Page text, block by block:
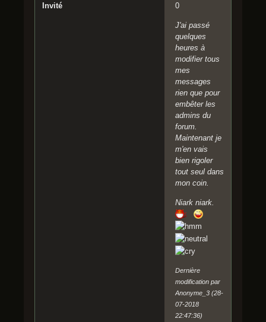
Invité 0
J'ai passé
quelques
heures à
modifier tous
mes
messages
rien que pour
embêter les
admins du
forum.
Maintenant je
m'en vais
bien rigoler
tout seul dans
mon coin.
Niark niark.
Dernière
modification par
Anonyme_3 (28-
07-2018
22:47:36)